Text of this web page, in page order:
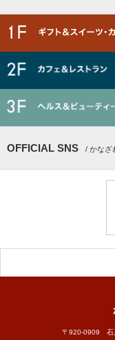
OFFICIAL SNS / かなざ
〒920-0909 石